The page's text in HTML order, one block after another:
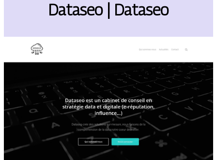
Dataseo | Dataseo